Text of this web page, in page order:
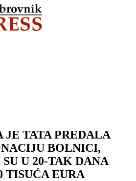
JE TATA PREDALA
BOLNICI,
U 20-TAK DANA
TISUĆA EURA